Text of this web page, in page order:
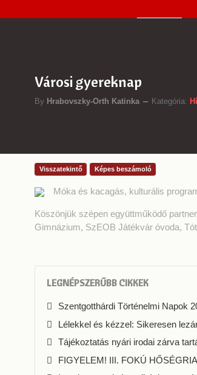
Városi gyereknap
By Hrabovszky-Orth Katinka Kategória:
Visszatekintő Képes beszámoló
Móka és kacagás, kulturális
Köszönjük szépen együttműködő
Gimnázium, SzEOB Játékvár óvoda,
LEGNÉPSZERŰBB CIKKEK
Szentgotthárdi Történelmi Napok
Lélekkel és kézzel: Sikeresen
Tájékoztatás nyári irodai zárva
FIGYELEM! III. FOKÚ